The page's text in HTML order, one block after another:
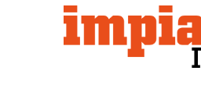
ATTUALITÀ PRODOTTI
PROFESSIONE